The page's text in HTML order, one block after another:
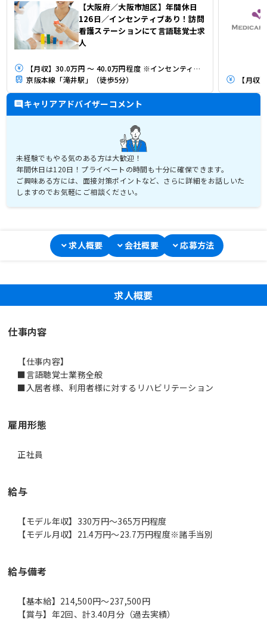
【大阪府／大阪市旭区】年間休日
126日／インセンティブあり！訪問
看護ステーションにて言語聴覚士求
人
【月収】30.0万円 ～ 40.0万円程度 ※インセンティブ込
京阪本線「滝井駅」（徒歩5分）
【月収
キャリアアドバイザーコメント
未経験でもやる気のある方は大歓迎！
年間休日は120日！プライベートの時間も十分に確保できます。
ご興味ある方には、面接対策ポイントなど、さらに詳細をお話しいた
しますのでお気軽にご相談ください。
求人概要 会社概要 応募方法
求人概要
仕事内容
【仕事内容】
■言語聴覚士業務全般
雇用形態
正社員
給与
【モデル年収】330万円〜365万円程度
【モデル月収】21.4万円〜23.7万円程度※諸手当別
給与備考
【基本給】214,500円～237,500円
【賞与】年2回、計3.40月分（過去実績）